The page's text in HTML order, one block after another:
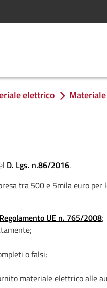
elettrico
D. Lgs. n.86/2016.
tra 500 e 5mila euro per
Regolamento UE n. 765/2008;
o falsi;
materiale elettrico alle